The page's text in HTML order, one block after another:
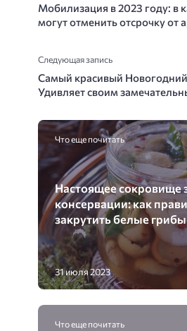
Мобилизация в 2023 году: в
могут отменить отсрочку от
Следующая запись
Самый красивый Новогодний
Удивляет своим
Что еще почитать
Настоящее сокровище
консервации: как
закрутить белые грибы
31 июля 2023
Что еще почитать